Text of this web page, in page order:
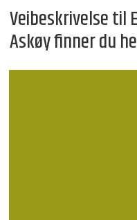
Veibeskrivelse til
Askøy finner du